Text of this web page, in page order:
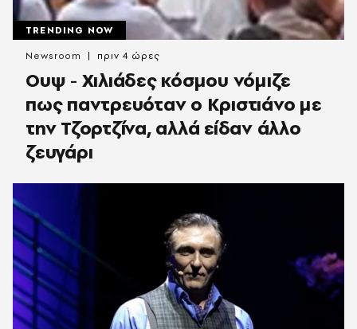
TRENDING NOW
Ουψ - Χιλιάδες κόσμου νόμιζε
πως παντρευόταν ο Κριστιάνο με
την Τζορτζίνα, αλλά είδαν άλλο
ζευγάρι
Newsroom πριν 4 ώρες